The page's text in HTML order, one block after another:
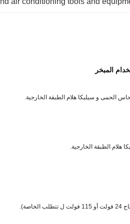
المبخر
الحمى و سيليكا هلام الطبقة الخارجية.
الطبقة الخارجية.